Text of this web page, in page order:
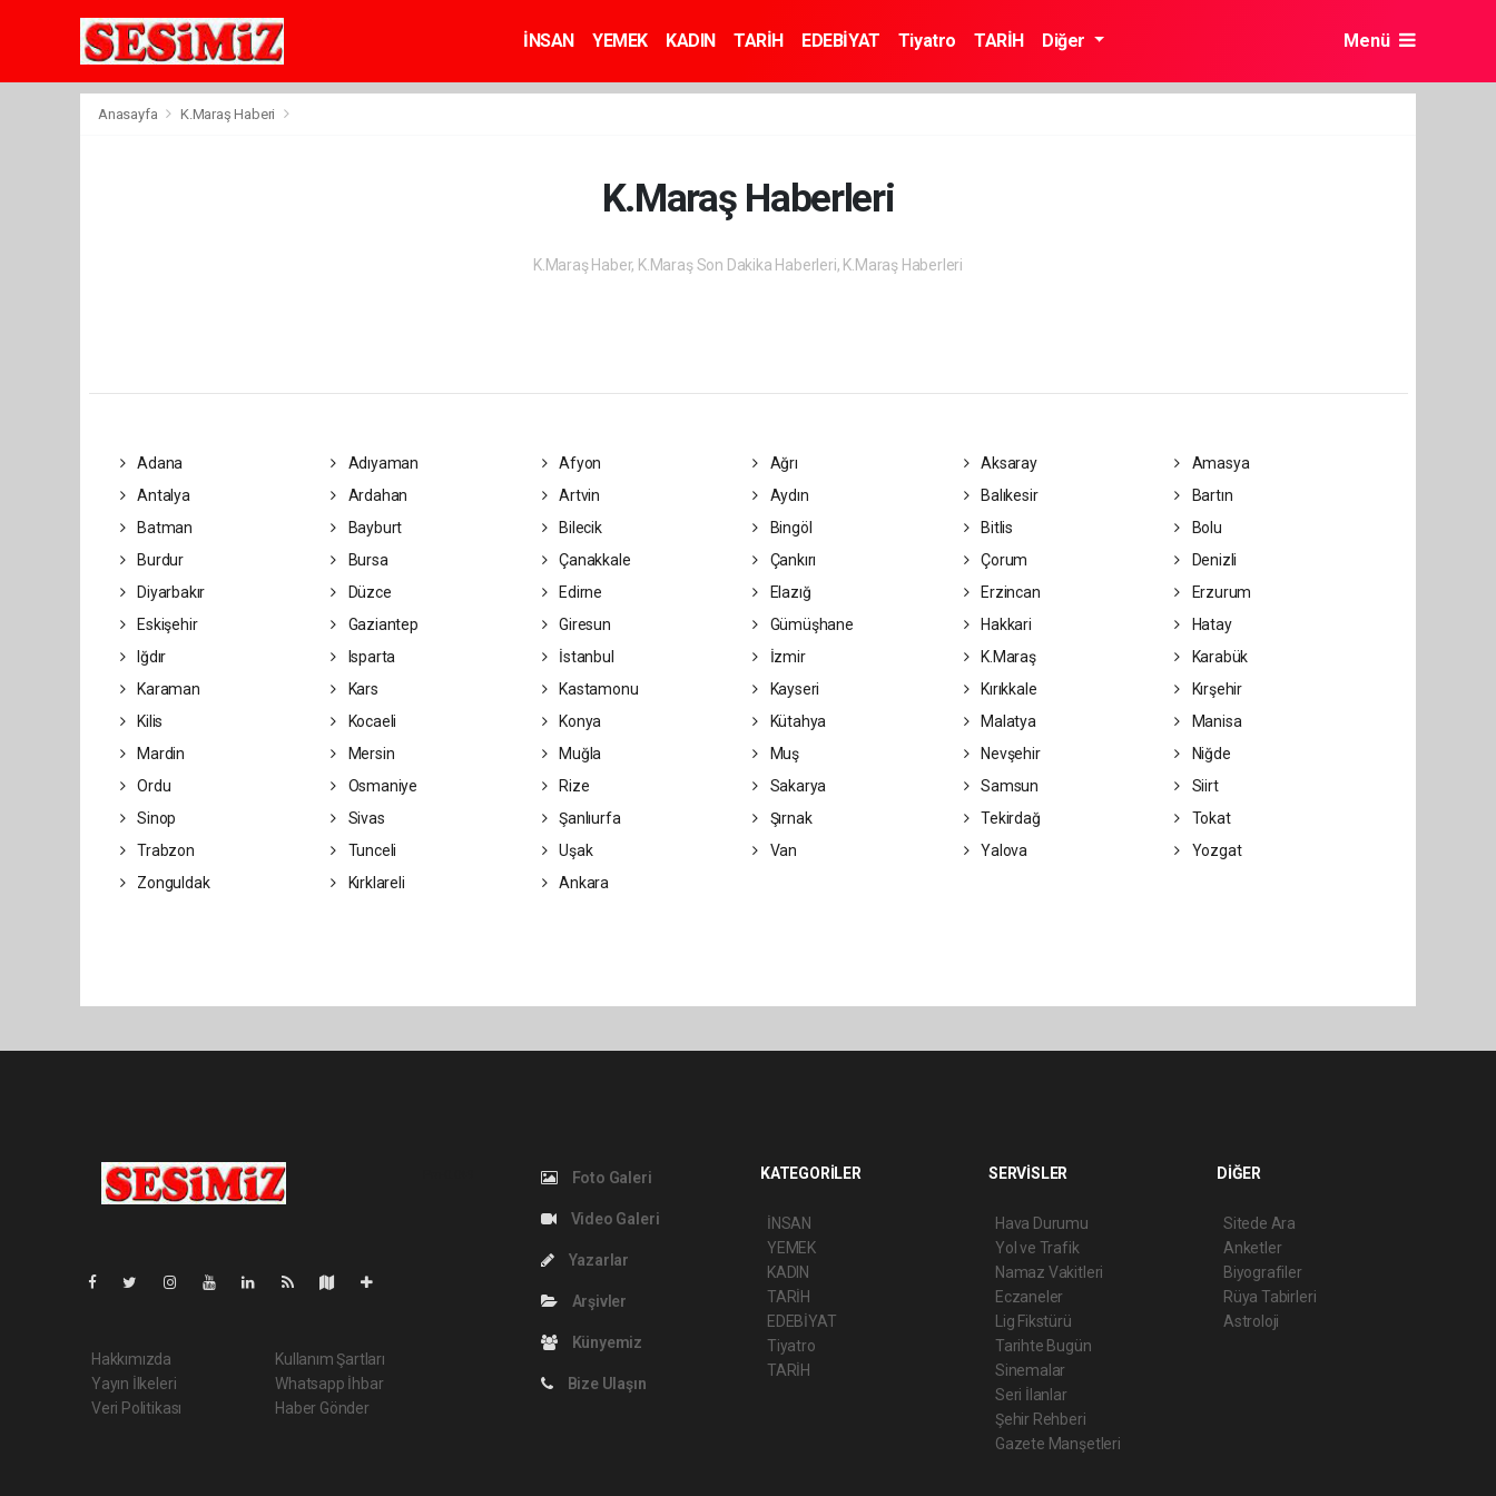
İNSAN YEMEK KADIN TARİH EDEBİYAT Tiyatro TARİH Diğer Menü
Anasayfa K.Maraş Haberi
K.Maraş Haberleri
K.Maraş Haber, K.Maraş Son Dakika Haberleri, K.Maraş Haberleri
Adana Adıyaman Afyon Ağrı Aksaray
Amasya
Antalya
Ardahan Artvin Aydın Balıkesir
Bartın
Batman
Bayburt Bilecik Bingöl Bitlis
Bolu
Burdur
Bursa Çanakkale Çankırı Çorum
Denizli
Diyarbakır
Düzce Edirne Elazığ Erzincan
Erzurum
Eskişehir
Gaziantep Giresun Gümüşhane Hakkari
Hatay
Iğdır
Isparta İstanbul İzmir K.Maraş
Karabük
Karaman
Kars Kastamonu Kayseri Kırıkkale
Kırşehir
Kilis
Kocaeli Konya Kütahya Malatya
Manisa
Mardin
Mersin Muğla Muş Nevşehir
Niğde
Ordu
Osmaniye Rize Sakarya Samsun
Siirt
Sinop
Sivas Şanlıurfa Şırnak Tekirdağ
Tokat
Trabzon
Tunceli Uşak Van Yalova
Yozgat
Zonguldak
Kırklareli Ankara
Hakkımızda
Yayın İlkeleri
Veri Politikası
Kullanım Şartları
Whatsapp İhbar
Haber Gönder
Foto Galeri
Video Galeri
Yazarlar
Arşivler
Künyemiz
Bize Ulaşın
KATEGORİLER
İNSAN
YEMEK
KADIN
TARİH
EDEBİYAT
Tiyatro
TARİH
SERVİSLER
Hava Durumu
Yol ve Trafik
Namaz Vakitleri
Eczaneler
Lig Fikstürü
Tarihte Bugün
Sinemalar
Seri İlanlar
Şehir Rehberi
Gazete Manşetleri
DİĞER
Sitede Ara
Anketler
Biyografiler
Rüya Tabirleri
Astroloji